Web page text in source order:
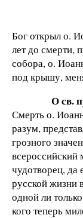
Бог открыл о.
лет до смерти,
собора, о.
под крышу,
О св.
Смерть о.
разум,
грозного
чудотворец, да
русской жизни
одной ли
кого теперь